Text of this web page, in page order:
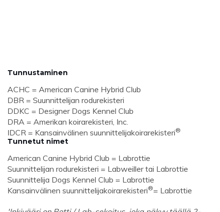
Tunnustaminen
ACHC = American Canine Hybrid Club
DBR = Suunnittelijan rodurekisteri
DDKC = Designer Dogs Kennel Club
DRA = Amerikan koirarekisteri, Inc.
IDCR = Kansainvälinen suunnittelijakoirarekisteri®
Tunnetut nimet
American Canine Hybrid Club = Labrottie
Suunnittelijan rodurekisteri = Labweiller tai Labrottie
Suunnittelija Dogs Kennel Club = Labrottie
Kansainvälinen suunnittelijakoirarekisteri®= Labrottie